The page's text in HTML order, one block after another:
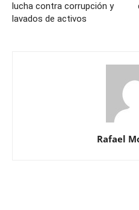
lucha contra corrupción y
lavados de activos
Rafael